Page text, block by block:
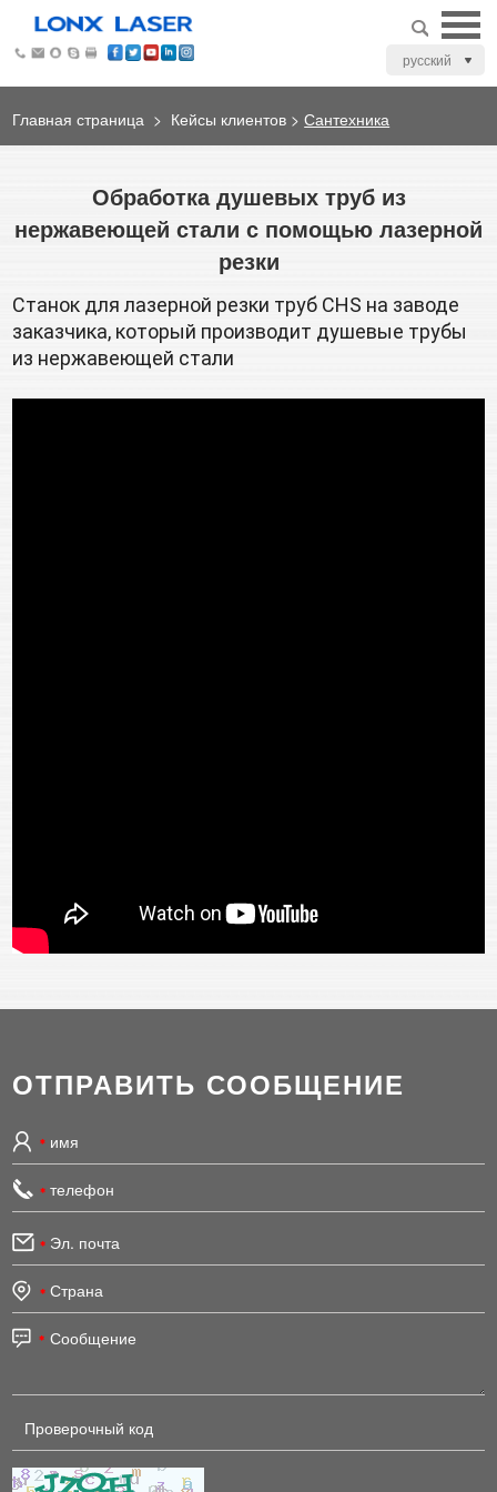
русский
Главная страница > Кейсы клиентов >Сантехника
Обработка душевых труб из
нержавеющей стали с помощью лазерной
резки
Станок для лазерной резки труб CHS на заводе
заказчика, который производит душевые трубы
из нержавеющей стали
ОТПРАВИТЬ СООБЩЕНИЕ